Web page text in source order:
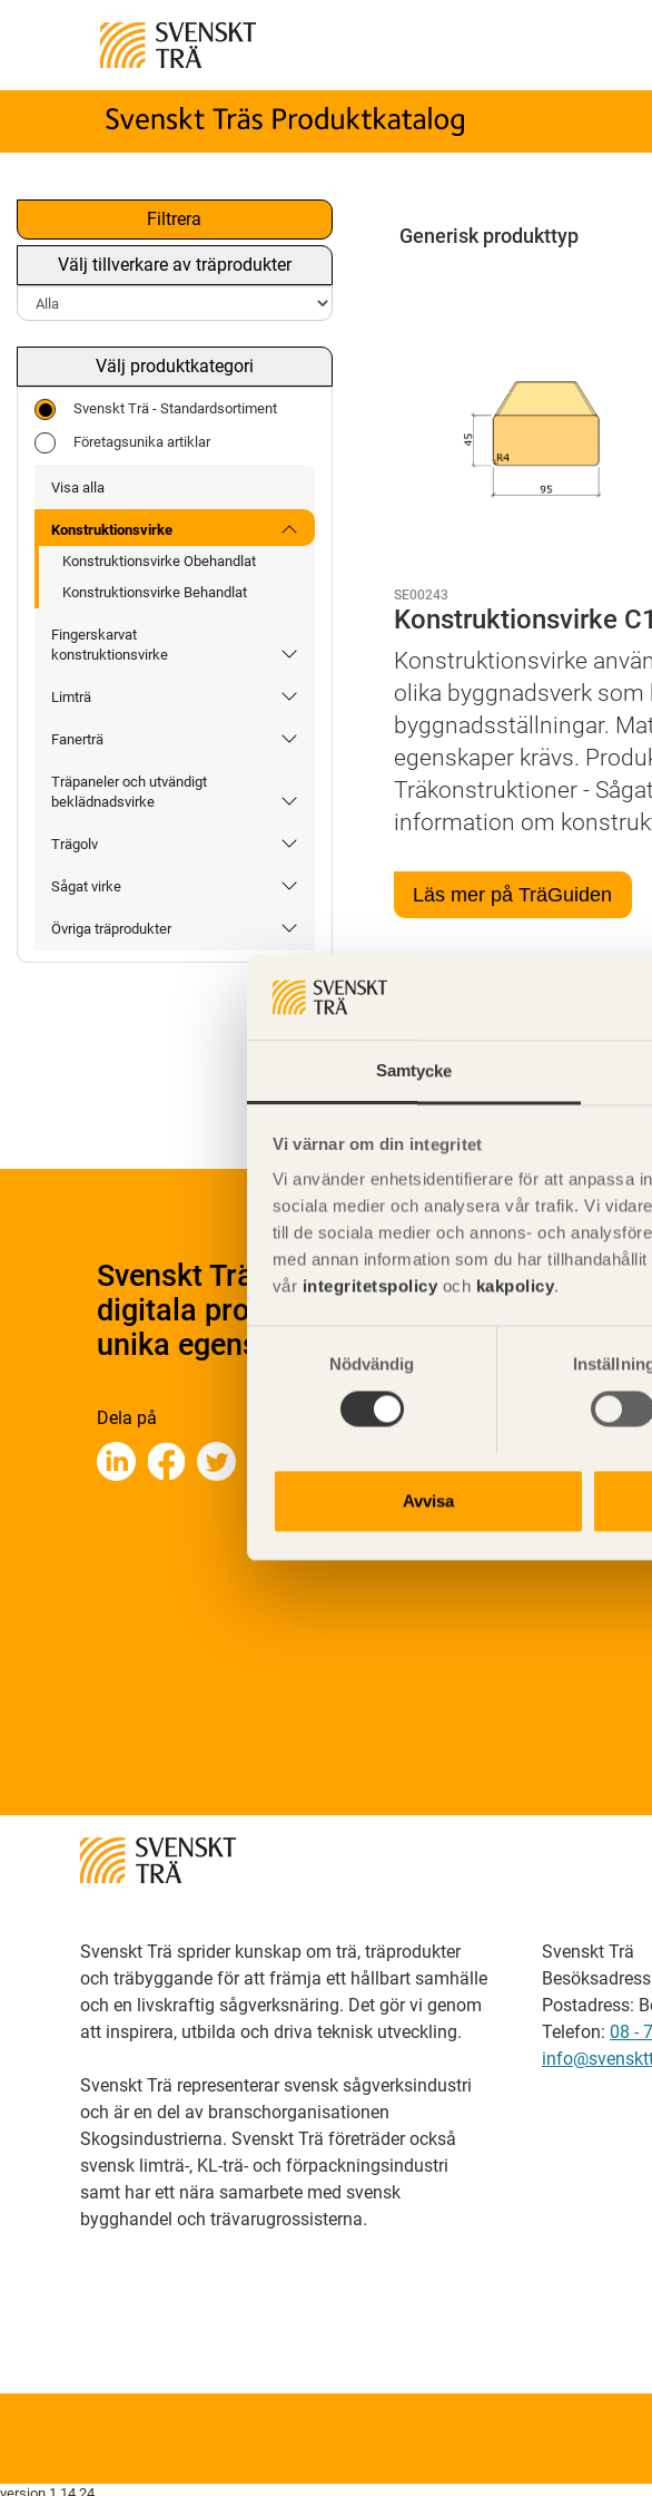
Samtycke
Vi värnar om din integritet
Vi använder enhetsidentifierare för att anpassa
sociala medier och analysera vår trafik. Vi
till de sociala medier och annons- och
med annan information som du har
vår integritetspolicy och kakpolicy.
Samtyckesval
Nödvändig
Avvisa
Filtrera
Välj tillverkare av träprodukter
Välj produktkategori
Svenskt Trä - Standardsortiment
Företagsunika artiklar
Visa alla
Konstruktionsvirke
Konstruktionsvirke Obehandlat
Konstruktionsvirke Behandlat
Fingerskarvat
konstruktionsvirke
Limträ
Fanerträ
Träpaneler och utvändigt
beklädnadsvirke
Trägolv
Sågat virke
Övriga träprodukter
Generisk produkttyp
SE00243
Konstruktionsvirke
Konstruktionsvirke
olika byggnadsverk som
byggnadsställningar.
egenskaper krävs.
Träkonstruktioner -
information om
Läs mer på TräGuiden
Miljöegenskaper - Generiska
Svenskt Träs Produktkatalog är svensk
digitala produktkatalog för att beskriva
unika egenskaper.
Dela på
Svenskt Trä sprider kunskap om trä, träprodukter
och träbyggande för att främja ett hållbart samhälle
och en livskraftig sågverksnäring. Det gör vi genom
att inspirera, utbilda och driva teknisk utveckling.
Svenskt Trä representerar svensk sågverksindustri
och är en del av branschorganisationen
Skogsindustrierna. Svenskt Trä företräder också
svensk limträ-, KL-trä- och förpackningsindustri
samt har ett nära samarbete med svensk
bygghandel och trävarugrossisterna.
Svenskt Trä
Postadress:
Telefon: 08 -